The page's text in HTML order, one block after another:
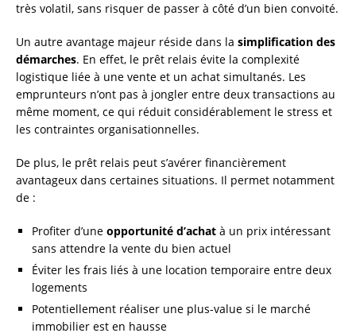
très volatil, sans risquer de passer à côté d’un bien convoité.
Un autre avantage majeur réside dans la simplification des
démarches. En effet, le prêt relais évite la complexité
logistique liée à une vente et un achat simultanés. Les
emprunteurs n’ont pas à jongler entre deux transactions au
même moment, ce qui réduit considérablement le stress et
les contraintes organisationnelles.
De plus, le prêt relais peut s’avérer financièrement
avantageux dans certaines situations. Il permet notamment
de :
Profiter d’une opportunité d’achat à un prix intéressant
sans attendre la vente du bien actuel
Éviter les frais liés à une location temporaire entre deux
logements
Potentiellement réaliser une plus-value si le marché
immobilier est en hausse